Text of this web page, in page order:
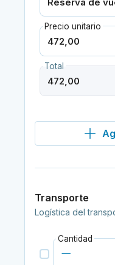
Precio unitario
Total
Transporte
Logística del
Cantidad